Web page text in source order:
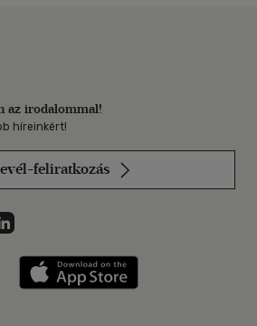
az irodalommal!
híreinkért!
feliratkozás
on
az Instagramon
Libri a LinkedInen
Libri applikáció Szerezd meg: Google